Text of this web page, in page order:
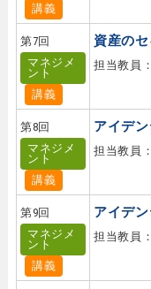
講義
第7回
マネジメ
ント
講義
資産の
担当教員
第8回
マネジメ
ント
講義
アイデ
担当教員
第9回
マネジメ
ント
講義
アイデ
担当教員